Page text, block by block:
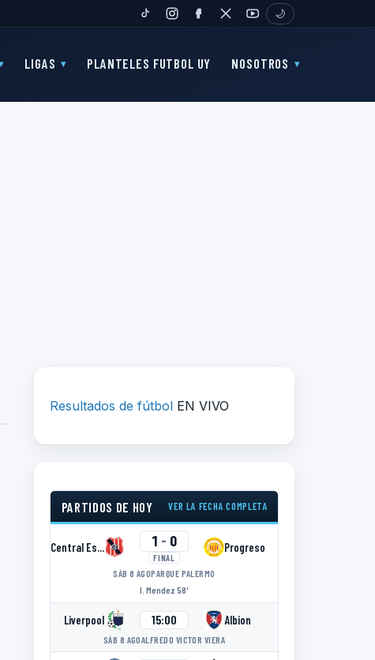
TIKTOKINSTAGRAM
FANPAGETWITTERYOUTUBE
🌙
LIGAS PLANTELES FUTBOL UY NOSOTROS
Resultados de fútbol EN VIVO
PARTIDOS DE HOY VER LA FECHA COMPLETA
Central Español 1 - 0
FINAL
Progreso
SÁB 8 AGOPARQUE PALERMO
I. Mendez 58'
Liverpool 15:00 Albion
SÁB 8 AGOALFREDO VICTOR VIERA